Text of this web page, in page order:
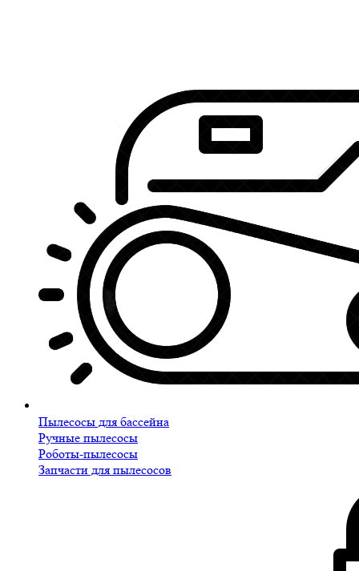
Пылесосы для бассейна
Ручные пылесосы
Роботы-пылесосы
Запчасти для пылесосов